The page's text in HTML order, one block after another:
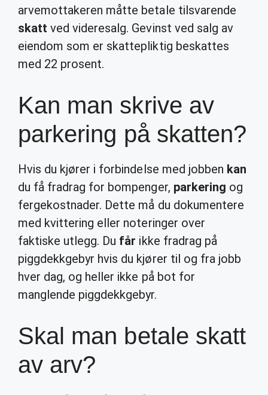
arvemottakeren måtte betale tilsvarende
skatt ved videresalg. Gevinst ved salg av
eiendom som er skattepliktig beskattes
med 22 prosent.
Kan man skrive av
parkering på skatten?
Hvis du kjører i forbindelse med jobben kan
du få fradrag for bompenger, parkering og
fergekostnader. Dette må du dokumentere
med kvittering eller noteringer over
faktiske utlegg. Du får ikke fradrag på
piggdekkgebyr hvis du kjører til og fra jobb
hver dag, og heller ikke på bot for
manglende piggdekkgebyr.
Skal man betale skatt
av arv?